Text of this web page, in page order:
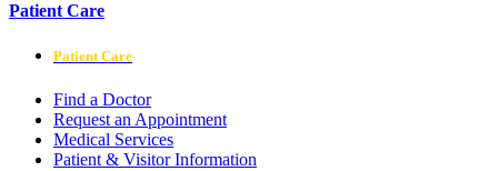
Patient Care
Patient Care
Find a Doctor
Request an Appointment
Medical Services
Patient & Visitor Information